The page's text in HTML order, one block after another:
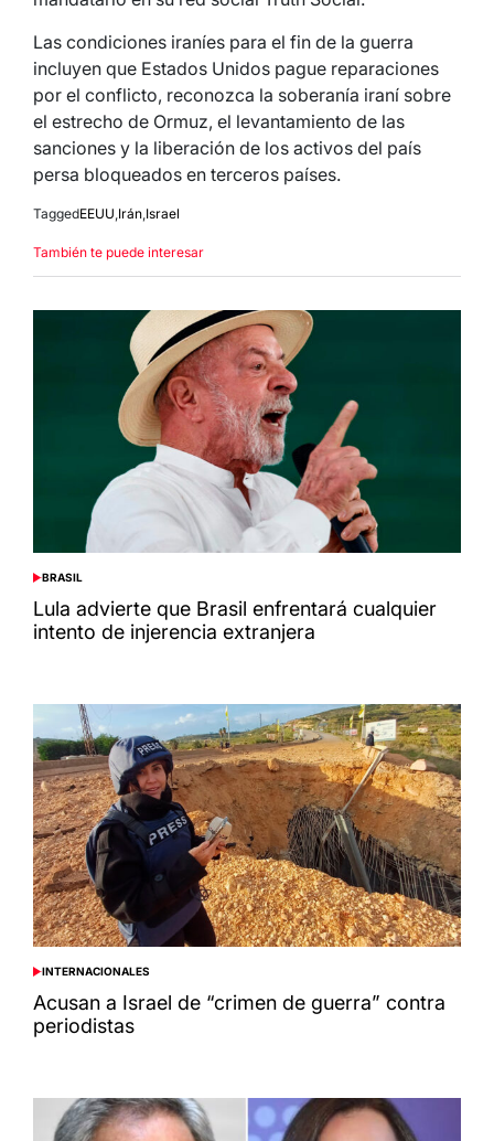
Las condiciones iraníes para el fin de la guerra
incluyen que Estados Unidos pague reparaciones
por el conflicto, reconozca la soberanía iraní sobre
el estrecho de Ormuz, el levantamiento de las
sanciones y la liberación de los activos del país
persa bloqueados en terceros países.
TaggedEEUU Irán Israel
También te puede interesar
POSTED
IN
BRASIL
Lula advierte que Brasil enfrentará cualquier
intento de injerencia extranjera
POSTED
IN
INTERNACIONALES
Acusan a Israel de “crimen de guerra” contra
periodistas